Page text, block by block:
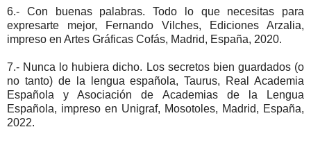
6.- Con buenas palabras. Todo lo que necesitas para
expresarte mejor, Fernando Vilches, Ediciones Arzalia,
impreso en Artes Gráficas Cofás, Madrid, España, 2020.
7.- Nunca lo hubiera dicho. Los secretos bien guardados (o
no tanto) de la lengua española, Taurus, Real Academia
Española y Asociación de Academias de la Lengua
Española, impreso en Unigraf, Mosotoles, Madrid, España,
2022.